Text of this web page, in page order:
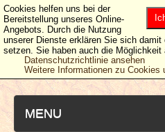
MENU
Cookies helfen uns bei der
Bereitstellung unseres Online-
Angebots. Durch die Nutzung
unserer Dienste erklären Sie sich
setzen. Sie haben auch die Möglichkeit
Datenschutzrichtlinie ansehen
Weitere Informationen zu Cookies